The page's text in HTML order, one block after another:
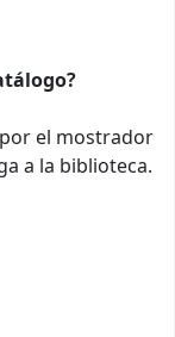
el mostrador
a la biblioteca.